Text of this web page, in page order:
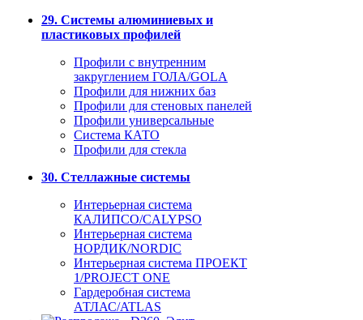
29. Системы алюминиевых и
пластиковых профилей
Профили с внутренним
закруглением ГОЛА/GOLA
Профили для нижних баз
Профили для стеновых панелей
Профили универсальные
Система КАТО
Профили для стекла
30. Стеллажные системы
Интерьерная система
КАЛИПСО/CALYPSO
Интерьерная система
НОРДИК/NORDIC
Интерьерная система ПРОЕКТ
1/PROJECT ONE
Гардеробная система
АТЛАС/ATLAS